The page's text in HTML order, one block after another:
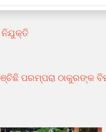
ନିଯୁକ୍ତି
ପରମ୍ପରା ଠାକୁରଙ୍କ